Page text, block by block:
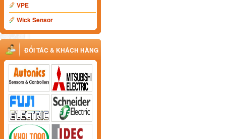
VPE
Wick Sensor
ĐỐI TÁC & KHÁCH HÀNG